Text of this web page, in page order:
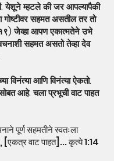
येशूने म्हटले की जर आपल्यापैकी
गोष्टीवर सहमत असतील तर तो
जेव्हा आपण एकात्मतेने उभे
सहमत असतो तेव्हा देव
विनंत्या आणि विनंत्या ऐकतो.
आहे. चला प्रभूची वाट पाहत
पूर्ण सहमतीने स्वतःला
[एकत्र वाट पाहत]... कृत्ये 1:14